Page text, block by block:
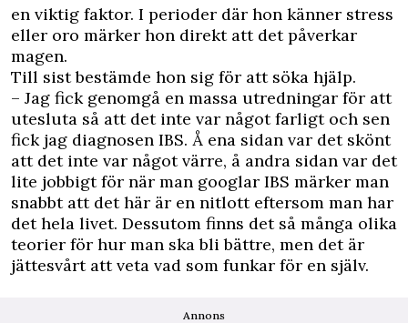
en viktig faktor. I perioder där hon känner stress
eller oro märker hon direkt att det påverkar
magen.
Till sist bestämde hon sig för att söka hjälp.
– Jag fick genomgå en massa utredningar för att
utesluta så att det inte var något farligt och sen
fick jag diagnosen IBS. Å ena sidan var det skönt
att det inte var något värre, å andra sidan var det
lite jobbigt för när man googlar IBS märker man
snabbt att det här är en nitlott eftersom man har
det hela livet. Dessutom finns det så många olika
teorier för hur man ska bli bättre, men det är
jättesvårt att veta vad som funkar för en själv.
Annons